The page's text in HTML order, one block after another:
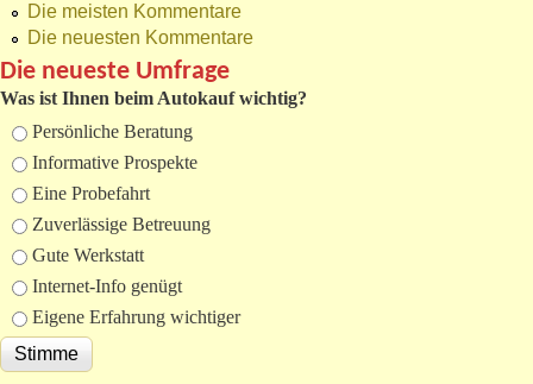
Die meisten Kommentare
Die neuesten Kommentare
Die neueste Umfrage
Was ist Ihnen beim Autokauf wichtig?
Auswahlmöglichkeiten
Persönliche Beratung
Informative Prospekte
Eine Probefahrt
Zuverlässige Betreuung
Gute Werkstatt
Internet-Info genügt
Eigene Erfahrung wichtiger